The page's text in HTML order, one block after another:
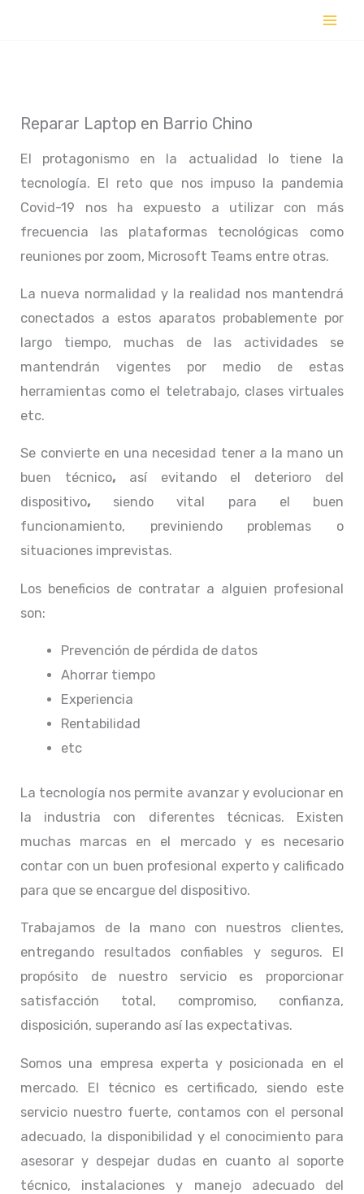
Reparar Laptop en Barrio Chino
El protagonismo en la actualidad lo tiene la
tecnología. El reto que nos impuso la pandemia
Covid-19 nos ha expuesto a utilizar con más
frecuencia las plataformas tecnológicas como
reuniones por zoom, Microsoft Teams entre otras.
La nueva normalidad y la realidad nos mantendrá
conectados a estos aparatos probablemente por
largo tiempo, muchas de las actividades se
mantendrán vigentes por medio de estas
herramientas como el teletrabajo, clases virtuales
etc.
Se convierte en una necesidad tener a la mano un
buen técnico, así evitando el deterioro del
dispositivo, siendo vital para el buen
funcionamiento, previniendo problemas o
situaciones imprevistas.
Los beneficios de contratar a alguien profesional
son:
Prevención de pérdida de datos
Ahorrar tiempo
Experiencia
Rentabilidad
etc
La tecnología nos permite avanzar y evolucionar en
la industria con diferentes técnicas. Existen
muchas marcas en el mercado y es necesario
contar con un buen profesional experto y calificado
para que se encargue del dispositivo.
Trabajamos de la mano con nuestros clientes,
entregando resultados confiables y seguros. El
propósito de nuestro servicio es proporcionar
satisfacción total, compromiso, confianza,
disposición, superando así las expectativas.
Somos una empresa experta y posicionada en el
mercado. El técnico es certificado, siendo este
servicio nuestro fuerte, contamos con el personal
adecuado, la disponibilidad y el conocimiento para
asesorar y despejar dudas en cuanto al soporte
técnico, instalaciones y manejo adecuado del